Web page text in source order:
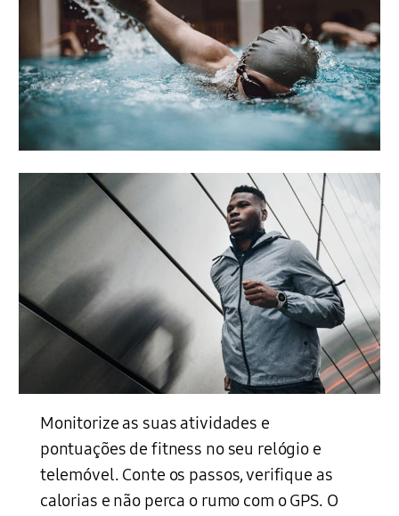
Monitorize as suas atividades e
pontuações de fitness no seu relógio e
telemóvel. Conte os passos, verifique as
calorias e não perca o rumo com o GPS. O